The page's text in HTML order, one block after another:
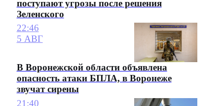
поступают угрозы после решения
Зеленского
22:46
5 АВГ
В Воронежской области объявлена
опасность атаки БПЛА, в Воронеже
звучат сирены
21:40